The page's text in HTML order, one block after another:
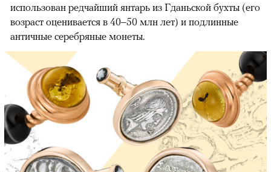
использован редчайший янтарь из Гданьской бухты (его
возраст оценивается в 40–50 млн лет) и подлинные
античные серебряные монеты.